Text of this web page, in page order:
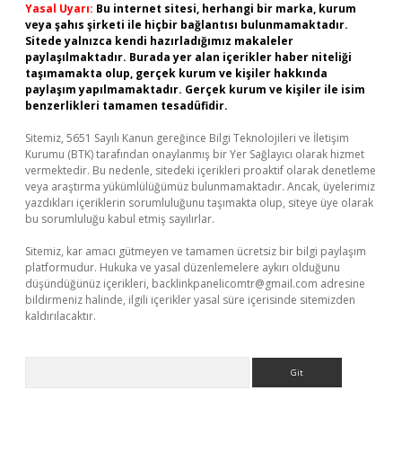
Yasal Uyarı: Bu internet sitesi, herhangi bir marka, kurum
veya şahıs şirketi ile hiçbir bağlantısı bulunmamaktadır.
Sitede yalnızca kendi hazırladığımız makaleler
paylaşılmaktadır. Burada yer alan içerikler haber niteliği
taşımamakta olup, gerçek kurum ve kişiler hakkında
paylaşım yapılmamaktadır. Gerçek kurum ve kişiler ile isim
benzerlikleri tamamen tesadüfidir.
Sitemiz, 5651 Sayılı Kanun gereğince Bilgi Teknolojileri ve İletişim
Kurumu (BTK) tarafından onaylanmış bir Yer Sağlayıcı olarak hizmet
vermektedir. Bu nedenle, sitedeki içerikleri proaktif olarak denetleme
veya araştırma yükümlülüğümüz bulunmamaktadır. Ancak, üyelerimiz
yazdıkları içeriklerin sorumluluğunu taşımakta olup, siteye üye olarak
bu sorumluluğu kabul etmiş sayılırlar.
Sitemiz, kar amacı gütmeyen ve tamamen ücretsiz bir bilgi paylaşım
platformudur. Hukuka ve yasal düzenlemelere aykırı olduğunu
düşündüğünüz içerikleri, backlinkpanelicomtr@gmail.com adresine
bildirmeniz halinde, ilgili içerikler yasal süre içerisinde sitemizden
kaldırılacaktır.